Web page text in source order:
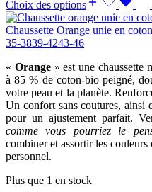
Choix des options
Chaussette Orange unie en
35-3839-4243-46
« Orange» est une chaussette
à 85 % de coton-bio peigné,
votre peau et la planète.
Un confort sans coutures, ainsi
pour un ajustement parfait.
comme vous pourriez le
combiner et assortir les
personnel.
Plus que 1 en stock